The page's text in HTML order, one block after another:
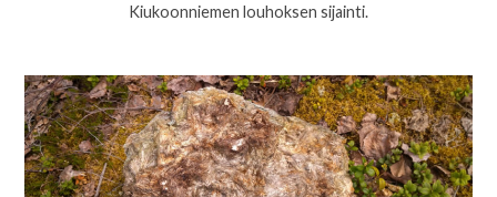
Kiukoonniemen louhoksen sijainti.